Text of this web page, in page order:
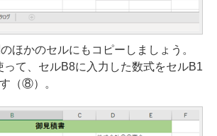
ほかのセルにもコピーしましょう。
って、セルB8に入力した数式をセルB1
（⑧）。